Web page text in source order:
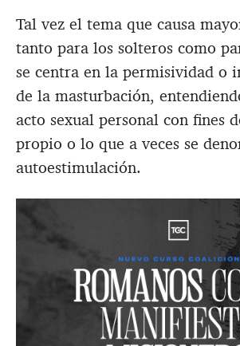
Tal vez el tema que causa
tanto para los solteros como
se centra en la permisividad o
de la masturbación,
acto sexual personal con fines
propio o lo que a veces se
autoestimulación.